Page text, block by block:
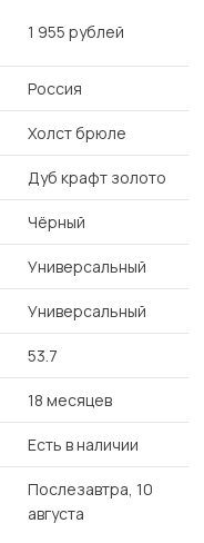
1 955 рублей
Россия
Холст брюле
Дуб крафт золото
Чёрный
Универсальный
Универсальный
53.7
18 месяцев
Есть в наличии
Послезавтра, 10
августа